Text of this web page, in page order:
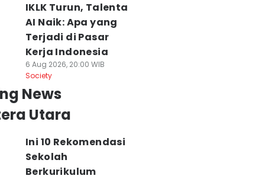
IKLK Turun, Talenta
AI Naik: Apa yang
Terjadi di Pasar
Kerja Indonesia
6 Aug 2026, 20:00 WIB
Society
News
Utara
Ini 10 Rekomendasi
Sekolah
Berkurikulum